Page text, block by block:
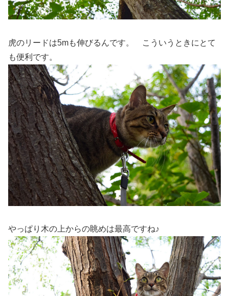
虎のリードは5mも伸びるんです。 こういうときにとて
も便利です。
やっぱり木の上からの眺めは最高ですね♪